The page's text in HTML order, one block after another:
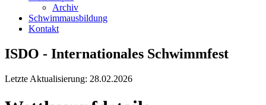
Archiv
Schwimmausbildung
Kontakt
ISDO - Internationales Schwimmfest
Letzte Aktualisierung: 28.02.2026